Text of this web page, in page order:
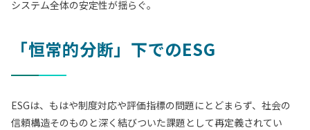
システム全体の安定性が揺らぐ。
「恒常的分断」下でのESG
ESGは、もはや制度対応や評価指標の問題にとどまらず、社会の
信頼構造そのものと深く結びついた課題として再定義されてい